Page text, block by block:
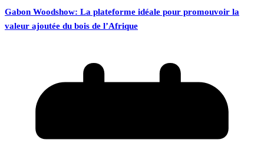
Gabon Woodshow: La plateforme idéale pour promouvoir la
valeur ajoutée du bois de l’Afrique